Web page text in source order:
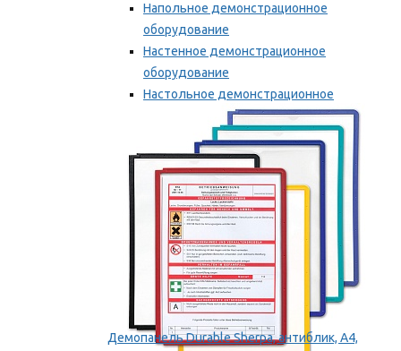
Напольное демонстрационное
оборудование
Настенное демонстрационное
оборудование
Настольное демонстрационное
оборудование
Мы рекомендуем
Демопанель Durable Sherpa, антиблик, А4,